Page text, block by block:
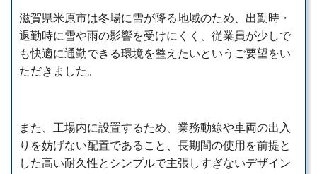
滋賀県米原市は冬場に雪が降る地域のため、出勤時・
退勤時に雪や雨の影響を受けにくく、従業員が少しで
も快適に通勤できる環境を整えたいというご要望をい
ただきました。
また、工場内に設置するため、業務動線や車両の出入
りを妨げない配置であること、長期間の使用を前提と
した高い耐久性とシンプルで主張しすぎないデザイン